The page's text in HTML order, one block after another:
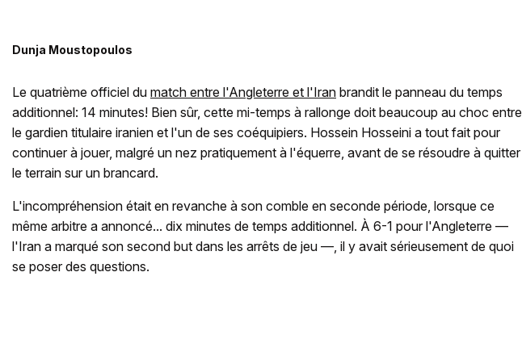
Dunja Moustopoulos
Le quatrième officiel du match entre l'Angleterre et l'Iran brandit le panneau du temps
additionnel: 14 minutes! Bien sûr, cette mi-temps à rallonge doit beaucoup au choc entre
le gardien titulaire iranien et l'un de ses coéquipiers. Hossein Hosseini a tout fait pour
continuer à jouer, malgré un nez pratiquement à l'équerre, avant de se résoudre à quitter
le terrain sur un brancard.
L'incompréhension était en revanche à son comble en seconde période, lorsque ce
même arbitre a annoncé... dix minutes de temps additionnel. À 6-1 pour l'Angleterre —
l'Iran a marqué son second but dans les arrêts de jeu —, il y avait sérieusement de quoi
se poser des questions.